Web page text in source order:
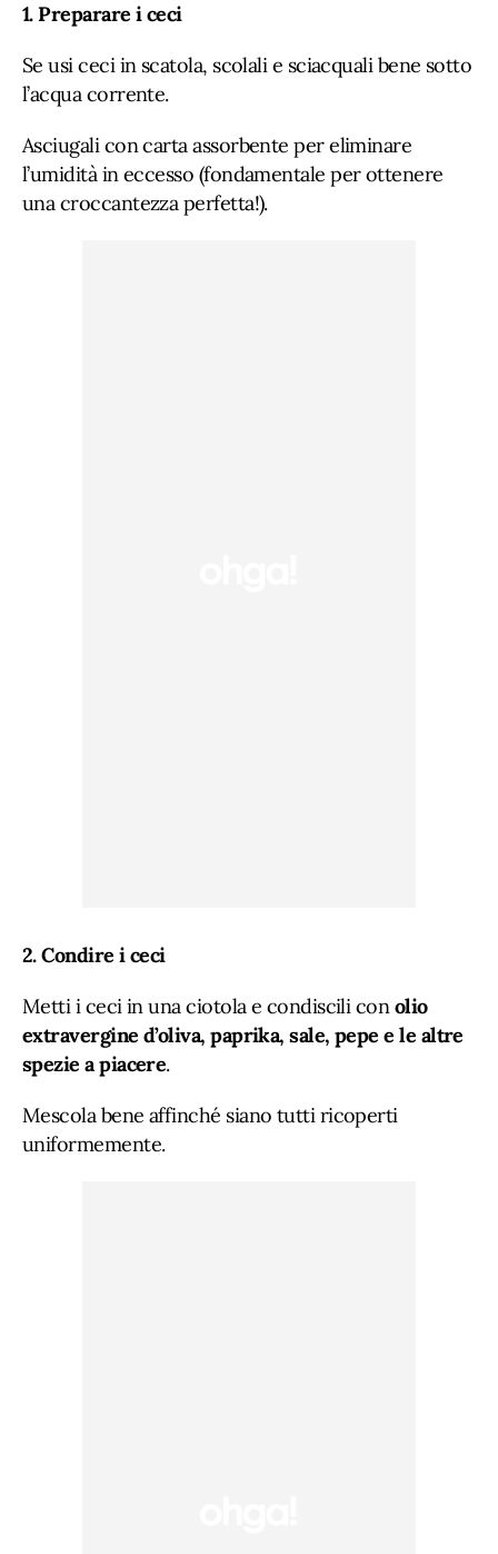
1. Preparare i ceci
Se usi ceci in scatola, scolali e sciacquali bene sotto
l’acqua corrente.
Asciugali con carta assorbente per eliminare
l’umidità in eccesso (fondamentale per ottenere
una croccantezza perfetta!).
2. Condire i ceci
Metti i ceci in una ciotola e condiscili conolio
extravergine d’oliva, paprika, sale, pepe e le altre
spezie a piacere.
Mescola bene affinché siano tutti ricoperti
uniformemente.